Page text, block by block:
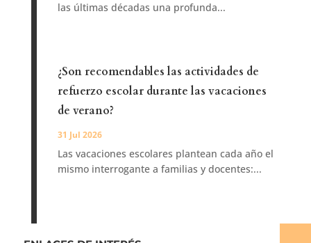
las últimas décadas una profunda...
¿Son recomendables las actividades de
refuerzo escolar durante las vacaciones
de verano?
31 Jul 2026
Las vacaciones escolares plantean cada año el
mismo interrogante a familias y docentes:...